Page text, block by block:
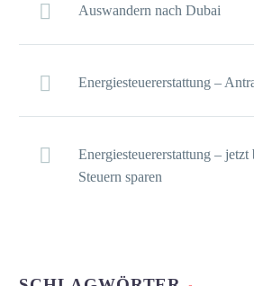
Auswandern nach Dubai
Energiesteuererstattung –
Energiesteuererstattung – jetzt
Steuern sparen